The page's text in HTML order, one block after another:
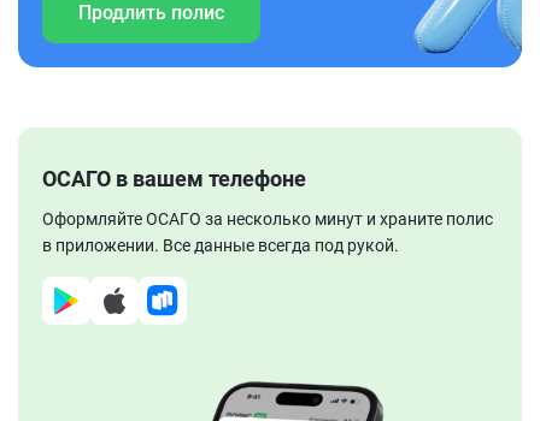
Продлить полис
ОСАГО в вашем телефоне
Оформляйте ОСАГО за несколько минут и храните полис
в приложении. Все данные всегда под рукой.